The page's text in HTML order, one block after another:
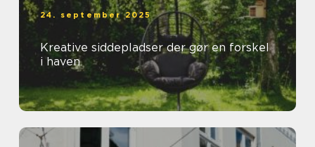
24. september 2025
Kreative siddepladser der gør en forskel
i haven